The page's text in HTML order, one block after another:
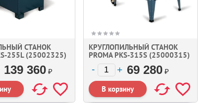
СТАНОК
255L (25002325)
139 360 ₽
КРУГЛОПИЛЬНЫЙ СТАНОК
PROMA PKS-315S (25000315)
69 280 ₽